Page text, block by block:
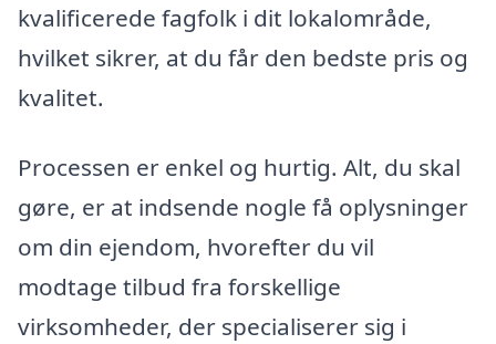
kvalificerede fagfolk i dit lokalområde,
hvilket sikrer, at du får den bedste pris og
kvalitet.
Processen er enkel og hurtig. Alt, du skal
gøre, er at indsende nogle få oplysninger
om din ejendom, hvorefter du vil
modtage tilbud fra forskellige
virksomheder, der specialiserer sig i